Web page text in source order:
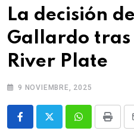
La decisión
Gallardo
River Plate
9 NOVIEMBRE, 2025
WhatsappPrint